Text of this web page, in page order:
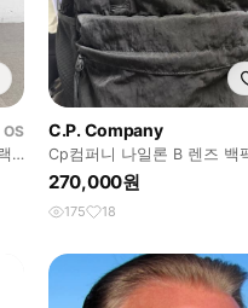
OS
C.P. Company
Cp컴퍼니 나일론 B 렌즈 백
25fw
270,000원
175 18